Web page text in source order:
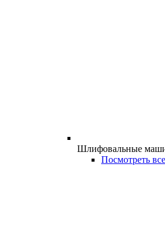
Шлифовальные
Посмотреть